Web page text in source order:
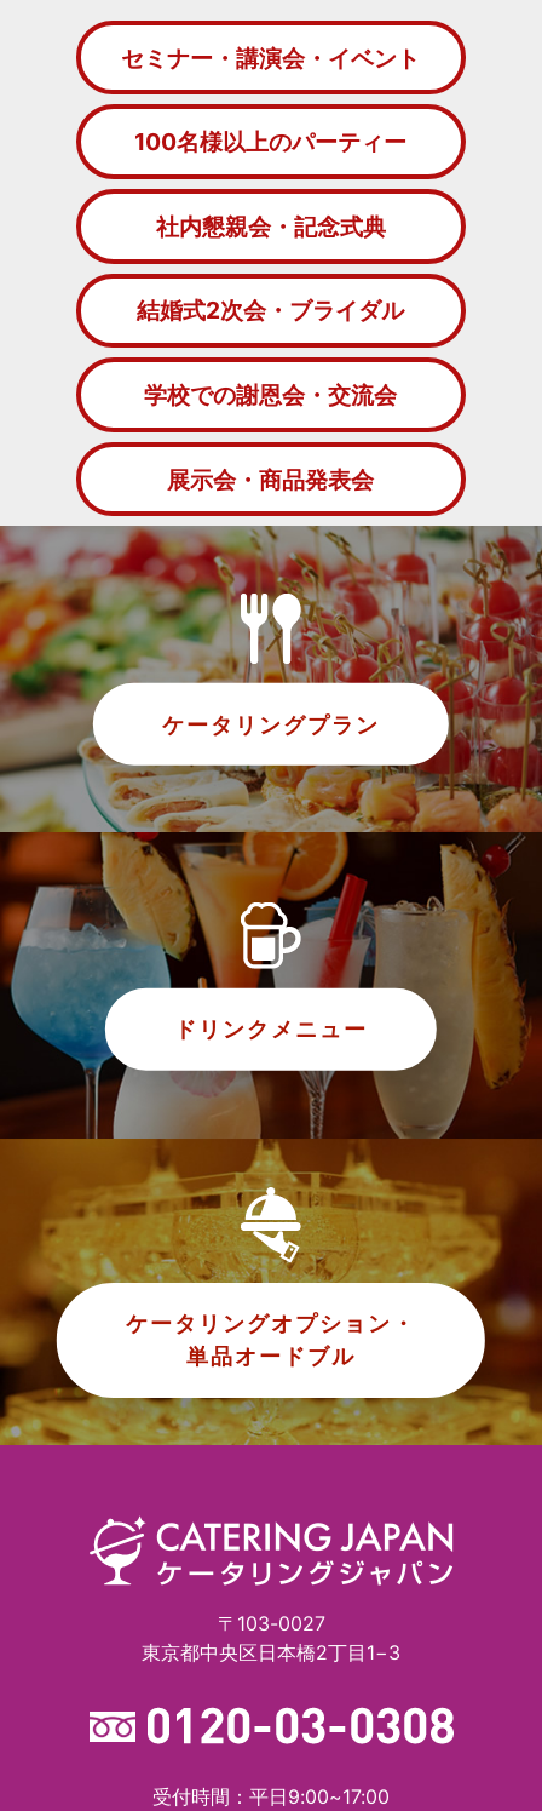
セミナー・講演会・イベント
100名様以上のパーティー
社内懇親会・記念式典
結婚式2次会・ブライダル
学校での謝恩会・交流会
展示会・商品発表会
ケータリングプラン
ドリンクメニュー
ケータリングオプション・
単品オードブル
〒103-0027
東京都中央区日本橋2丁目1−3
受付時間：平日9:00~17:00